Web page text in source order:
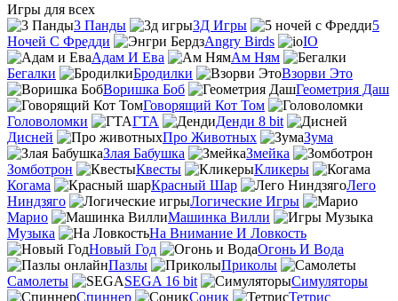
Игры для всех
3 Панды
3Д Игры
5
Ночей С Фредди
Angry Birds
IO
Адам И Ева
Ам Ням
Бегалки
Бродилки
Взорви Это
Воришка Боб
Геометрия Даш
Говорящий Кот Том
Головоломки
ГТА
Денди 8 bit
Дисней
Про Животных
Зума
Злая Бабушка
Змейка
Зомботрон
Квесты
Кликеры
Когама
Красный Шар
Лего
Ниндзяго
Логические Игры
Марио
Машинка Вилли
Музыка
На Внимание И Ловкость
Новый Год
Огонь И Вода
Пазлы
Приколы
Самолеты
SEGA 16 bit
Симуляторы
Спиннер
Соник
Тетрис